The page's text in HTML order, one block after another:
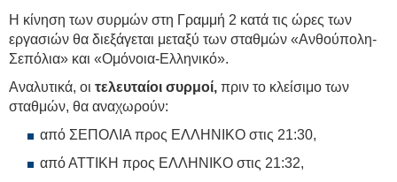
Η κίνηση των συρμών στη Γραμμή 2 κατά τις ώρες των
εργασιών θα διεξάγεται μεταξύ των σταθμών «Ανθούπολη-
Σεπόλια» και «Ομόνοια-Ελληνικό».
Αναλυτικά, οι τελευταίοι συρμοί, πριν το κλείσιμο των
σταθμών, θα αναχωρούν:
από ΣΕΠΟΛΙΑ προς ΕΛΛΗΝΙΚΟ στις 21:30,
από ΑΤΤΙΚΗ προς ΕΛΛΗΝΙΚΟ στις 21:32,